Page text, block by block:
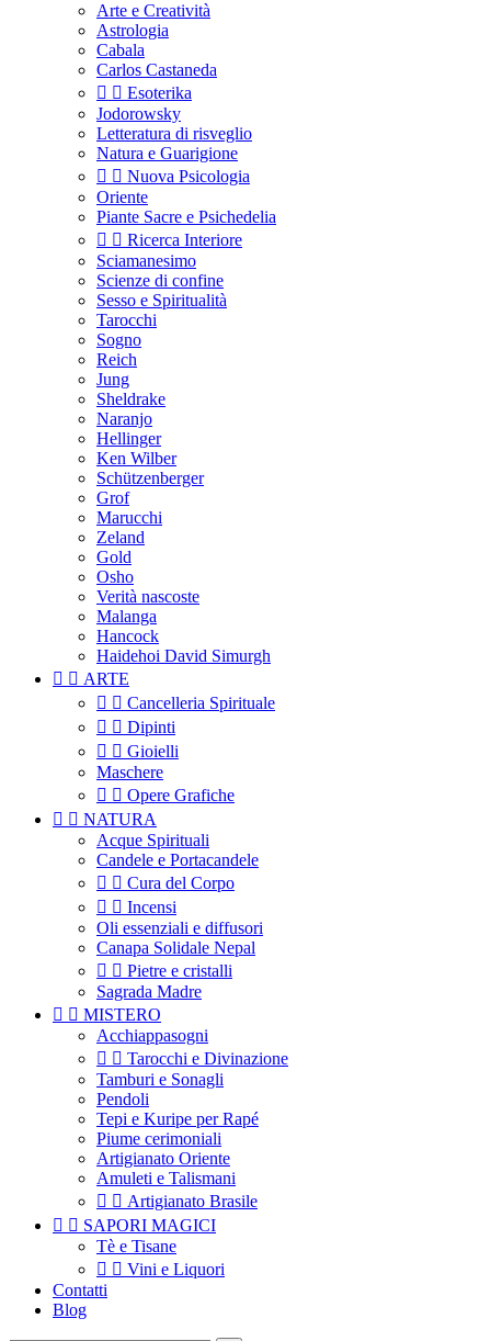
Arte e Creatività
Astrologia
Cabala
Carlos Castaneda
  Esoterika
Jodorowsky
Letteratura di risveglio
Natura e Guarigione
  Nuova Psicologia
Oriente
Piante Sacre e Psichedelia
  Ricerca Interiore
Sciamanesimo
Scienze di confine
Sesso e Spiritualità
Tarocchi
Sogno
Reich
Jung
Sheldrake
Naranjo
Hellinger
Ken Wilber
Schützenberger
Grof
Marucchi
Zeland
Gold
Osho
Verità nascoste
Malanga
Hancock
Haidehoi David Simurgh
  ARTE
  Cancelleria Spirituale
  Dipinti
  Gioielli
Maschere
  Opere Grafiche
  NATURA
Acque Spirituali
Candele e Portacandele
  Cura del Corpo
  Incensi
Oli essenziali e diffusori
Canapa Solidale Nepal
  Pietre e cristalli
Sagrada Madre
  MISTERO
Acchiappasogni
  Tarocchi e Divinazione
Tamburi e Sonagli
Pendoli
Tepi e Kuripe per Rapé
Piume cerimoniali
Artigianato Oriente
Amuleti e Talismani
  Artigianato Brasile
  SAPORI MAGICI
Tè e Tisane
  Vini e Liquori
Contatti
Blog